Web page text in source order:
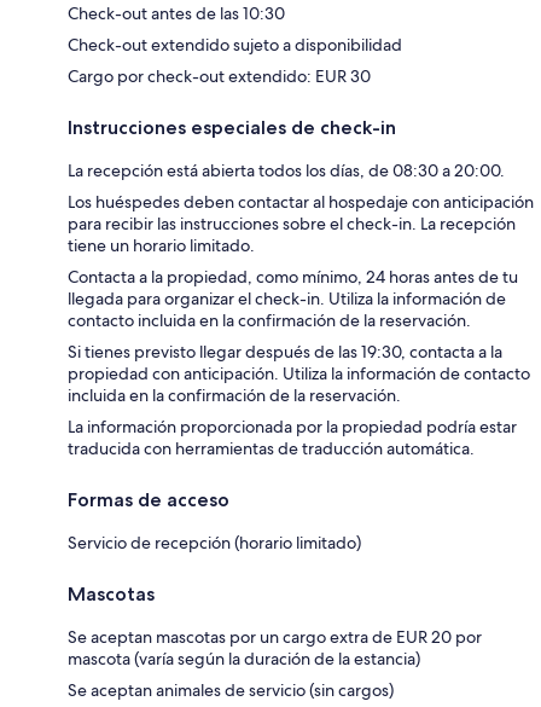
Check-out antes de las 10:30
Check-out extendido sujeto a disponibilidad
Cargo por check-out extendido: EUR 30
Instrucciones especiales de check-in
La recepción está abierta todos los días, de 08:30 a 20:00.
Los huéspedes deben contactar al hospedaje con anticipación
para recibir las instrucciones sobre el check-in. La recepción
tiene un horario limitado.
Contacta a la propiedad, como mínimo, 24 horas antes de tu
llegada para organizar el check-in. Utiliza la información de
contacto incluida en la confirmación de la reservación.
Si tienes previsto llegar después de las 19:30, contacta a la
propiedad con anticipación. Utiliza la información de contacto
incluida en la confirmación de la reservación.
La información proporcionada por la propiedad podría estar
traducida con herramientas de traducción automática.
Formas de acceso
Servicio de recepción (horario limitado)
Mascotas
Se aceptan mascotas por un cargo extra de EUR 20 por
mascota (varía según la duración de la estancia)
Se aceptan animales de servicio (sin cargos)